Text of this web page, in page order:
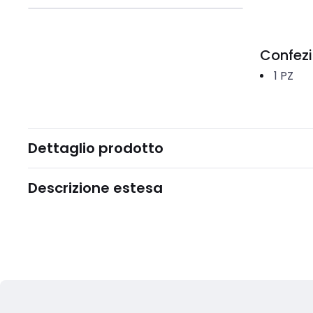
1 PZ
Dettaglio prodotto
Descrizione estesa